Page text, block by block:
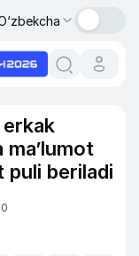
ma’lumot
beriladi